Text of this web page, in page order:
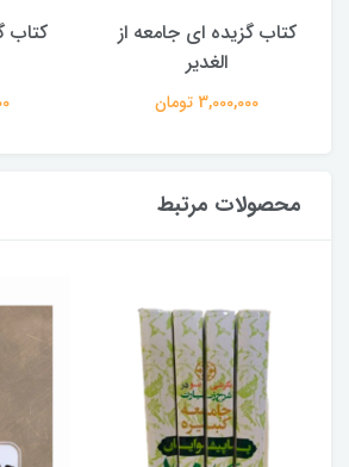
کتاب گزیده ای جامعه از
الغدیر
3,000,000 تومان
کتاب
محصولات مرتبط